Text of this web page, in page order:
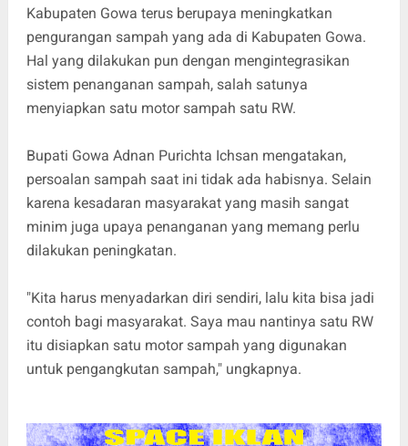
Kabupaten Gowa terus berupaya meningkatkan
pengurangan sampah yang ada di Kabupaten Gowa.
Hal yang dilakukan pun dengan mengintegrasikan
sistem penanganan sampah, salah satunya
menyiapkan satu motor sampah satu RW.
Bupati Gowa Adnan Purichta Ichsan mengatakan,
persoalan sampah saat ini tidak ada habisnya. Selain
karena kesadaran masyarakat yang masih sangat
minim juga upaya penanganan yang memang perlu
dilakukan peningkatan.
"Kita harus menyadarkan diri sendiri, lalu kita bisa jadi
contoh bagi masyarakat. Saya mau nantinya satu RW
itu disiapkan satu motor sampah yang digunakan
untuk pengangkutan sampah," ungkapnya.